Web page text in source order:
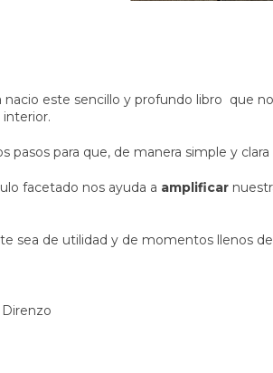
nacio este sencillo y profundo libro que
pasos para que, de manera simple y
facetado nos ayuda a amplificar
sea de utilidad y de momentos llenos